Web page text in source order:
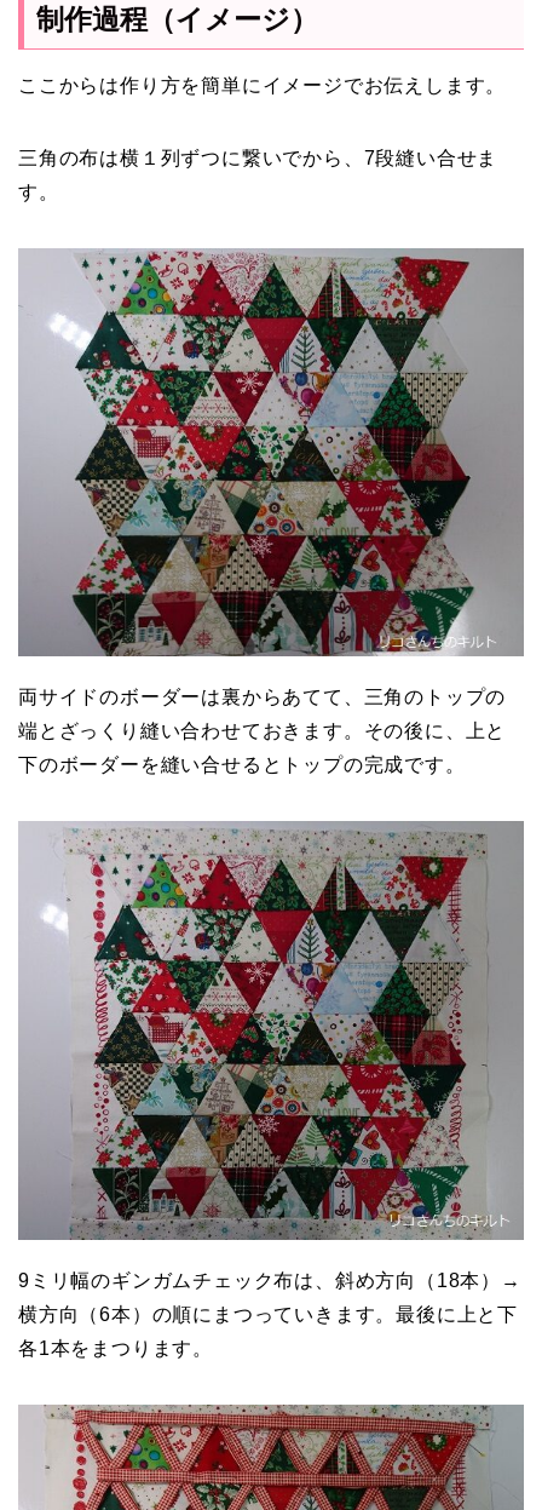
制作過程（イメージ）
ここからは作り方を簡単にイメージでお伝えします。
三角の布は横１列ずつに繋いでから、7段縫い合せま
す。
両サイドのボーダーは裏からあてて、三角のトップの
端とざっくり縫い合わせておきます。その後に、上と
下のボーダーを縫い合せるとトップの完成です。
9ミリ幅のギンガムチェック布は、斜め方向（18本）→
横方向（6本）の順にまつっていきます。最後に上と下
各1本をまつります。